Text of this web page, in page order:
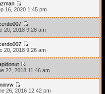
16, 2020 1:45 pm
20, 2018 9:28 am
20, 2018 9:26 am
22, 2018 11:46 am
26, 2016 12:42 pm